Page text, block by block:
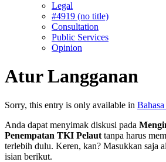
Legal
#4919 (no title)
Consultation
Public Services
Opinion
Atur Langganan
Sorry, this entry is only available in
Anda dapat menyimak diskusi pada
Penempatan TKI Pelaut tanpa harus
terlebih dulu. Keren, kan? Masukkan saja
isian berikut.